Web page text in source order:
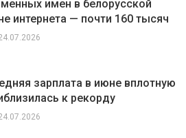
имен в белорусской
интернета — почти 160 тысяч
зарплата в июне вплотную
к рекорду